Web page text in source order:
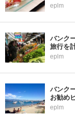
eplm
バンク
旅行を
eplm
バンク
お勧め
eplm